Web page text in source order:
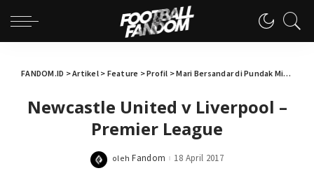
FANDOM.ID >Artikel> Feature >Profil >Mari Bersandar di Pundak Mignolet
Newcastle United v Liverpool –
Premier League
Posted
oleh Fandom 18 April 2017